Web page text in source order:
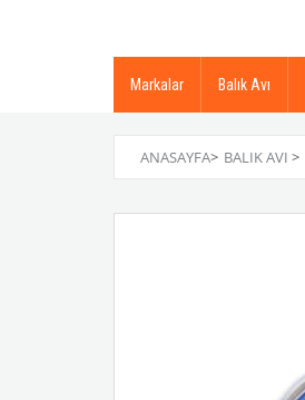
Markalar Balık Avı
ANASAYFA> BALIK AVI >